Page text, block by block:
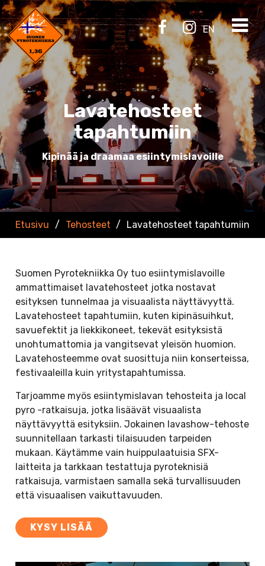
EN
Lavatehosteet
tapahtumiin
Kipinää ja draamaa esiintymislavoille
Etusivu / Tehosteet / Lavatehosteet tapahtumiin
Suomen Pyrotekniikka Oy tuo esiintymislavoille
ammattimaiset lavatehosteet jotka nostavat
esityksen tunnelmaa ja visuaalista näyttävyyttä.
Lavatehosteet tapahtumiin, kuten kipinäsuihkut,
savuefektit ja liekkikoneet, tekevät esityksistä
unohtumattomia ja vangitsevat yleisön huomion.
Lavatehosteemme ovat suosittuja niin konserteissa,
festivaaleilla kuin yritystapahtumissa.
Tarjoamme myös esiintymislavan tehosteita ja local
pyro -ratkaisuja, jotka lisäävät visuaalista
näyttävyyttä esityksiin. Jokainen lavashow-tehoste
suunnitellaan tarkasti tilaisuuden tarpeiden
mukaan. Käytämme vain huippulaatuisia SFX-
laitteita ja tarkkaan testattuja pyroteknisiä
ratkaisuja, varmistaen samalla sekä turvallisuuden
että visuaalisen vaikuttavuuden.
KYSY LISÄÄ